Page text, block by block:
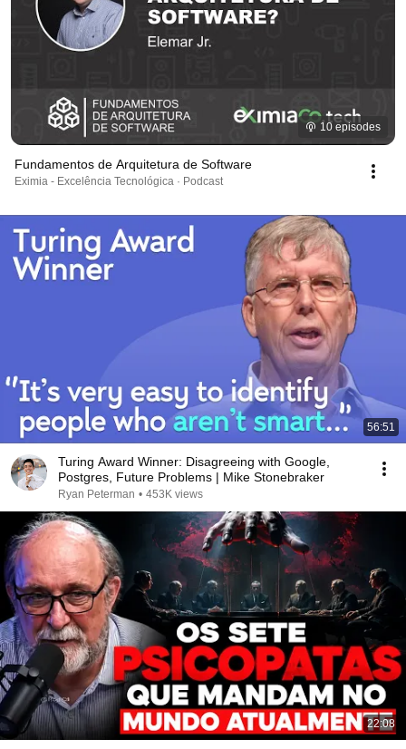
10 episodes
Fundamentos de Arquitetura de Software
Eximia - Excelência Tecnológica · Podcast
56:51
Turing Award Winner: Disagreeing with Google,
Postgres, Future Problems | Mike Stonebraker
Ryan Peterman • 453K views
22:08